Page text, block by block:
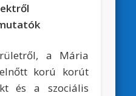
a Mária
korú korút
és a szociális